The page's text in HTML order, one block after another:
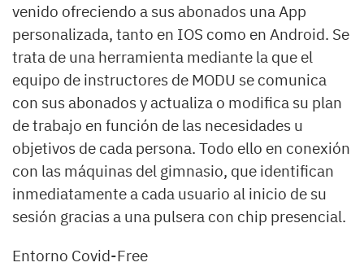
venido ofreciendo a sus abonados una App
personalizada, tanto en IOS como en Android. Se
trata de una herramienta mediante la que el
equipo de instructores de MODU se comunica
con sus abonados y actualiza o modifica su plan
de trabajo en función de las necesidades u
objetivos de cada persona. Todo ello en conexión
con las máquinas del gimnasio, que identifican
inmediatamente a cada usuario al inicio de su
sesión gracias a una pulsera con chip presencial.
Entorno Covid-Free